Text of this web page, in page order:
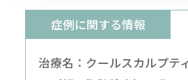
症例に関する情報
治療名：クールスカルプテ